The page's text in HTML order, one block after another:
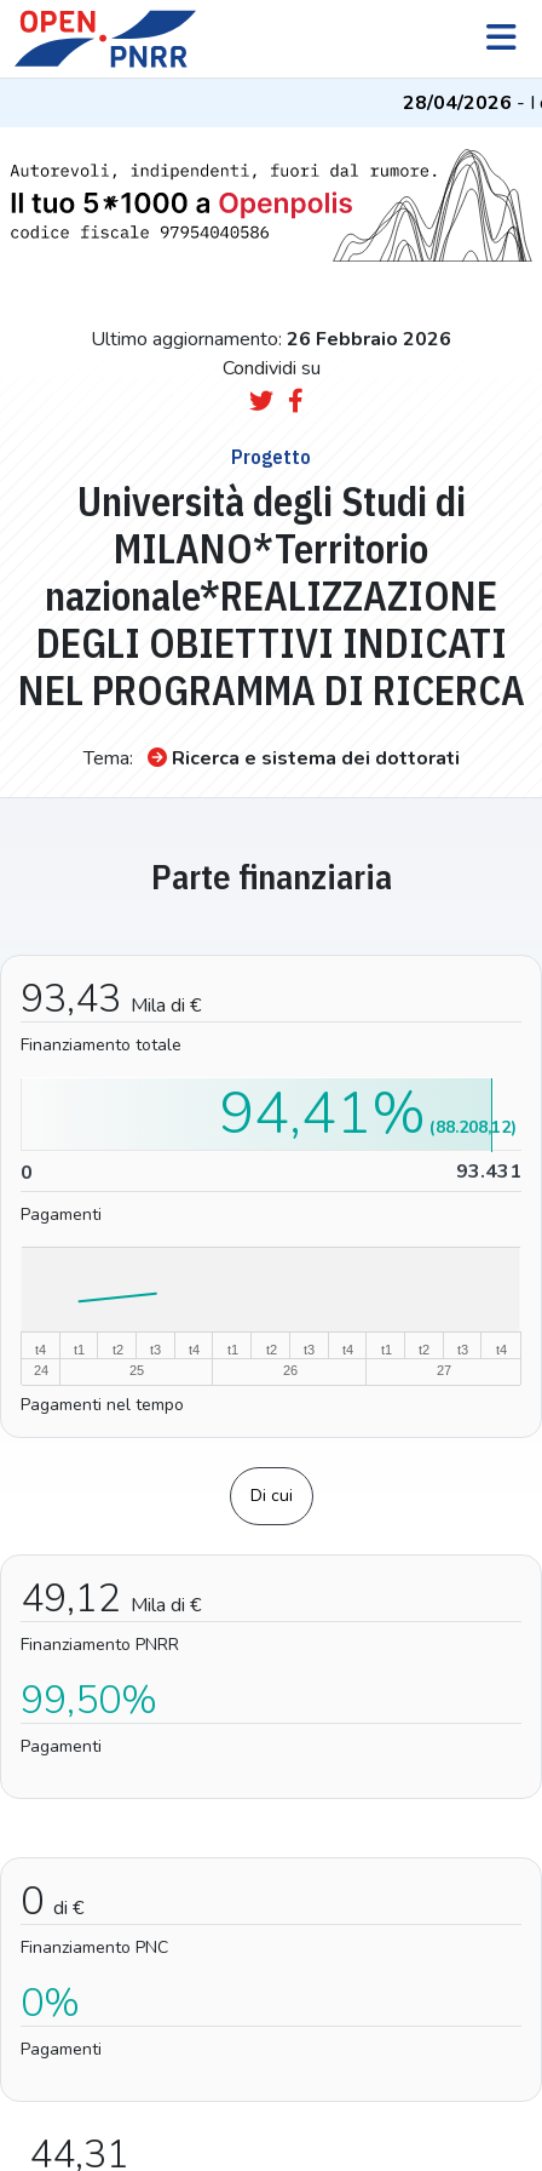
28/04/2026- I
Ultimo aggiornamento: 26 Febbraio 2026
Condividi su
Progetto
Università degli Studi di
MILANO*Territorio
nazionale*REALIZZAZIONE
DEGLI OBIETTIVI INDICATI
NEL PROGRAMMA DI RICERCA
Tema: Ricerca e sistema dei dottorati
Parte finanziaria
93,43 Mila di €
Finanziamento totale
0 93.431
94,41% (88.208,12)
Pagamenti
t4
24
t1
25
t2 t3 t4
t1
26
t2 t3 t4
t1
27
t2 t3 t4
Pagamenti nel tempo
Di cui
49,12 Mila di €
Finanziamento PNRR
99,50%
Pagamenti
0 di €
Finanziamento PNC
0%
Pagamenti
44,31